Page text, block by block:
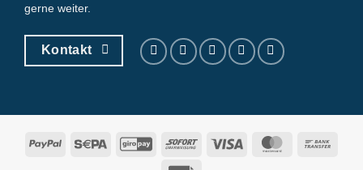
gerne weiter.
Kontakt
PayPal Sepa GiroPay Sofort Visa MasterCard